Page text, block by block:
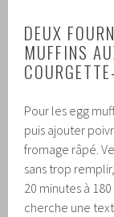
DEUX
MUFFINS
Pour les egg
puis ajouter
fromage râpé.
sans trop
20 minutes à
cherche une